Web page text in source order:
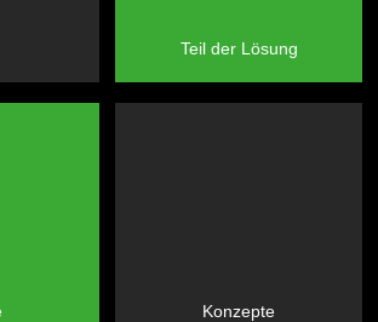
Teil der Lösung
Konzepte